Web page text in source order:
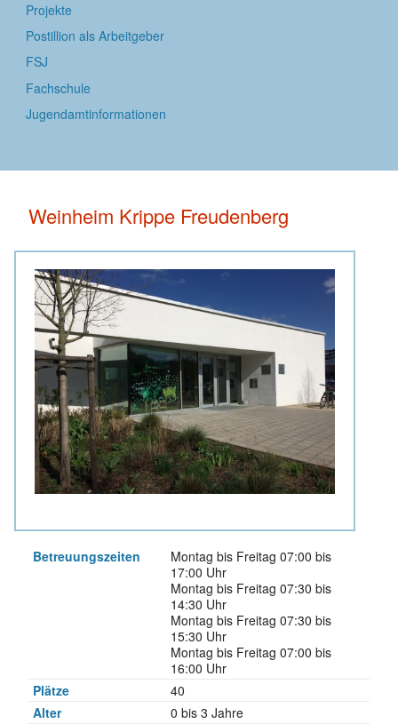
Projekte
Postillion als Arbeitgeber
FSJ
Fachschule
Jugendamtinformationen
Weinheim Krippe Freudenberg
Betreuungs­zeiten
Montag bis Freitag 07:00 bis
17:00 Uhr
Montag bis Freitag 07:30 bis
14:30 Uhr
Montag bis Freitag 07:30 bis
15:30 Uhr
Montag bis Freitag 07:00 bis
16:00 Uhr
Plätze
40
Alter
0 bis 3 Jahre